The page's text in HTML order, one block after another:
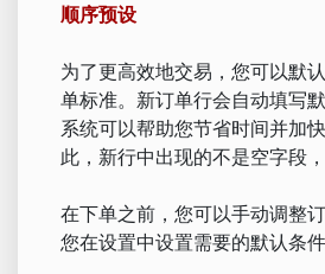
顺序预设
为了更高效地交易，您可以默
单标准。新订单行会自动填写
系统可以帮助您节省时间并加
此，新行中出现的不是空字段，
在下单之前，您可以手动调整
您在设置中设置需要的默认条件